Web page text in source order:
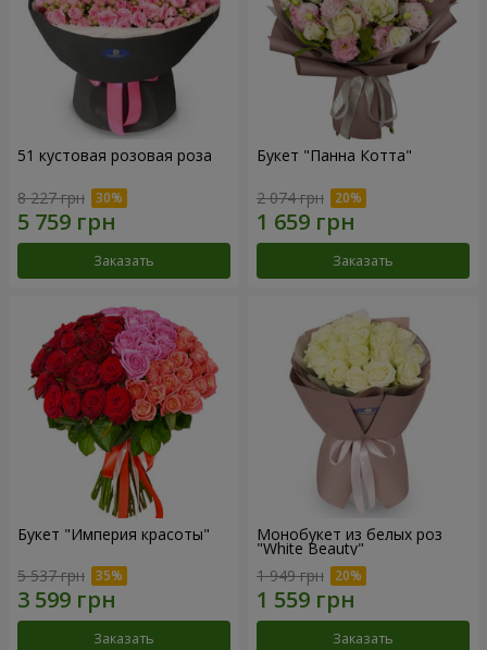
51 кустовая розовая роза
8 227 грн
Заказать
Букет "Панна Котта"
2 074 грн
Заказать
Букет "Империя красоты"
5 537 грн
Заказать
Монобукет из белых роз
"White Beauty"
1 949 грн
Заказать